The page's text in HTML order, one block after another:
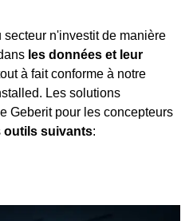
n'investit de manière
les données et leur
à fait conforme à notre
Les solutions
Geberit pour les concepteurs
outils suivants: